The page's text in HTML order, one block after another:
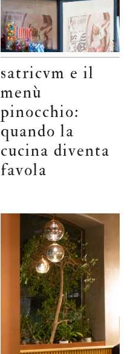
satricvm e il
menù
pinocchio:
quando la
cucina diventa
favola